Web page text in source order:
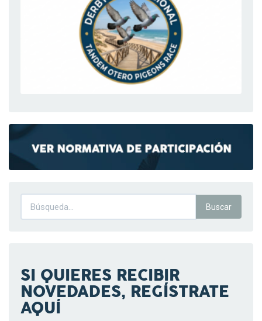
SI QUIERES RECIBIR
NOVEDADES, REGÍSTRATE
AQUÍ